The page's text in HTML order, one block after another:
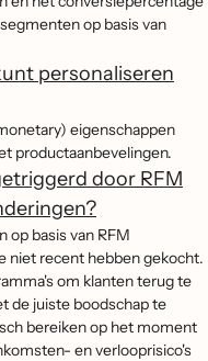
op basis van
personaliseren
eigenschappen
productaanbevelingen.
door RFM
op basis van RFM
niet recent hebben gekocht.
om klanten terug te
de juiste boodschap te
bereiken op het moment
en verlooprisico's